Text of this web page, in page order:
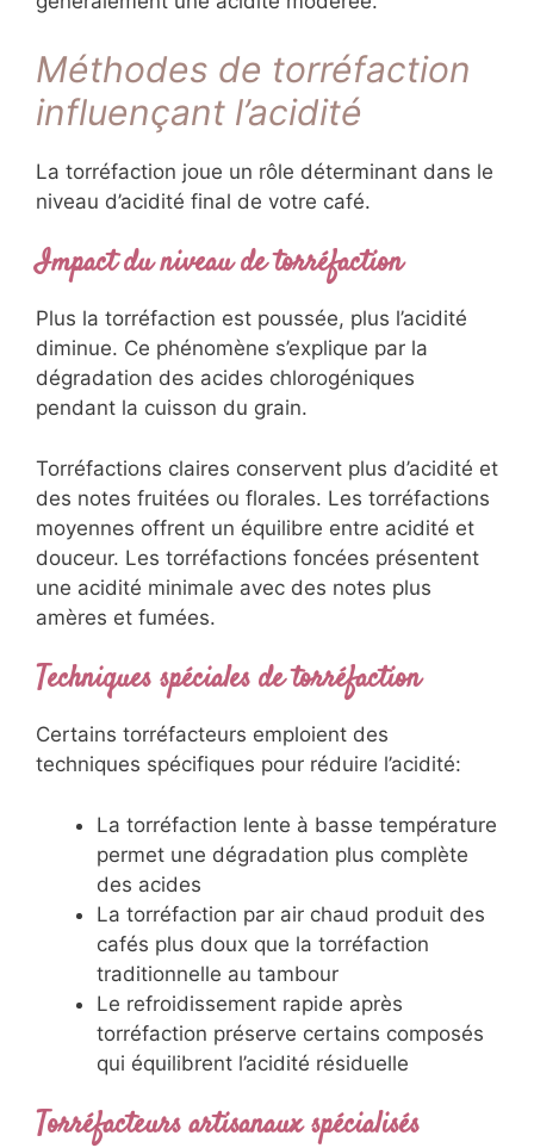
Méthodes de torréfaction
influençant l’acidité
La torréfaction joue un rôle déterminant dans le
niveau d’acidité final de votre café.
Impact du niveau de torréfaction
Plus la torréfaction est poussée, plus l’acidité
diminue. Ce phénomène s’explique par la
dégradation des acides chlorogéniques
pendant la cuisson du grain.
Torréfactions claires conservent plus d’acidité et
des notes fruitées ou florales. Les torréfactions
moyennes offrent un équilibre entre acidité et
douceur. Les torréfactions foncées présentent
une acidité minimale avec des notes plus
amères et fumées.
Techniques spéciales de torréfaction
Certains torréfacteurs emploient des
techniques spécifiques pour réduire l’acidité:
La torréfaction lente à basse température
permet une dégradation plus complète
des acides
La torréfaction par air chaud produit des
cafés plus doux que la torréfaction
traditionnelle au tambour
Le refroidissement rapide après
torréfaction préserve certains composés
qui équilibrent l’acidité résiduelle
Torréfacteurs artisanaux spécialisés